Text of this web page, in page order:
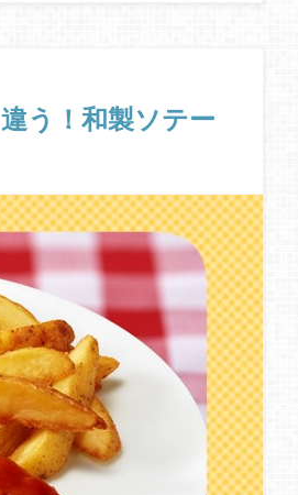
う！和製ソテー